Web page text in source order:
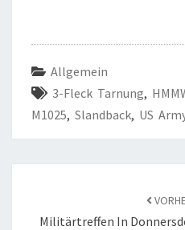
Allgemein
3-Fleck Tarnung,
M1025, Slandback, US
Militärtreffen In